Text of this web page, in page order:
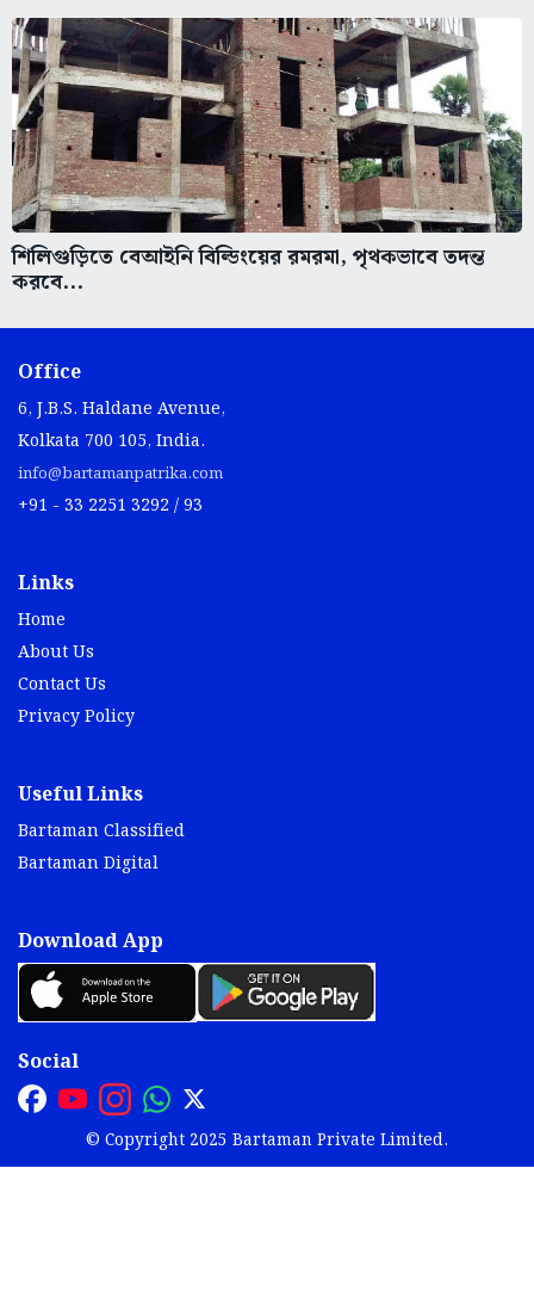
শিলিগুড়িতে বেআইনি বিল্ডিংয়ের রমরমা, পৃথকভাবে তদন্ত
করবে...
Office
6, J.B.S. Haldane Avenue,
Kolkata 700 105, India.
info@bartamanpatrika.com
+91 - 33 2251 3292 / 93
Links
Home
About Us
Contact Us
Privacy Policy
Useful Links
Bartaman Classified
Bartaman Digital
Download App
Social
© Copyright 2025 Bartaman Private Limited.